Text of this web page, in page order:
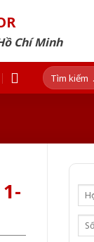
Chí Minh
Tìm
kiếm: